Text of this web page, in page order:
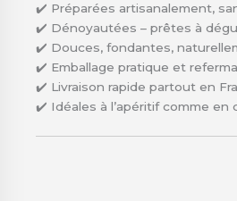
✔️ Préparées artisanalement,
✔️ Dénoyautées – prêtes à
✔️ Douces, fondantes,
✔️ Emballage pratique et
✔️ Livraison rapide partout en
✔️ Idéales à l’apéritif comme en